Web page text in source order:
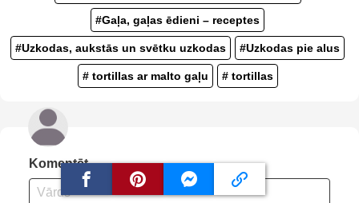
#Gaļa, gaļas ēdieni – receptes
#Uzkodas, aukstās un svētku uzkodas #Uzkodas pie alus
# tortillas ar malto gaļu # tortillas
Komentēt